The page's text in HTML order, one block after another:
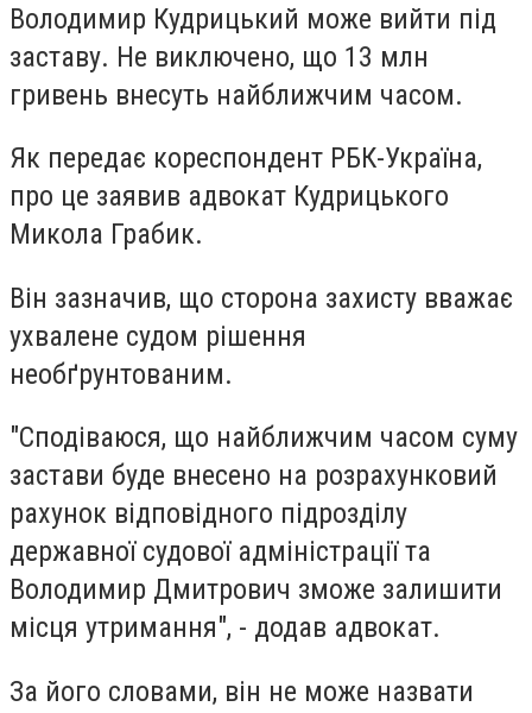
Володимир Кудрицький може вийти під
заставу. Не виключено, що 13 млн
гривень внесуть найближчим часом.
Як передає кореспондент РБК-Україна,
про це заявив адвокат Кудрицького
Микола Грабик.
Він зазначив, що сторона захисту вважає
ухвалене судом рішення
необґрунтованим.
"Сподіваюся, що найближчим часом суму
застави буде внесено на розрахунковий
рахунок відповідного підрозділу
державної судової адміністрації та
Володимир Дмитрович зможе залишити
місця утримання", - додав адвокат.
За його словами, він не може назвати